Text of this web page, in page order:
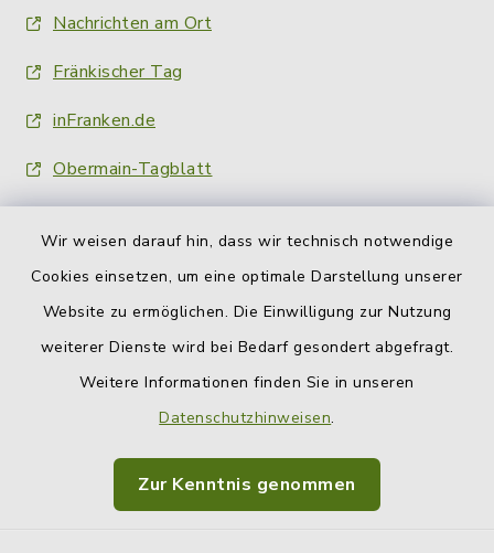
Wir weisen darauf hin, dass wir technisch notwendige
Cookies einsetzen, um eine optimale Darstellung unserer
Website zu ermöglichen. Die Einwilligung zur Nutzung
weiterer Dienste wird bei Bedarf gesondert abgefragt.
Weitere Informationen finden Sie in unseren
Datenschutzhinweisen.
Zur Kenntnis genommen
Nachrichten am Ort
Fränkischer Tag
inFranken.de
Obermain-Tagblatt
Barrierefreiheit